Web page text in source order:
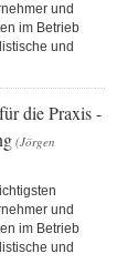
und
im Betrieb
und
die Praxis -
(Jörgen
und
im Betrieb
und